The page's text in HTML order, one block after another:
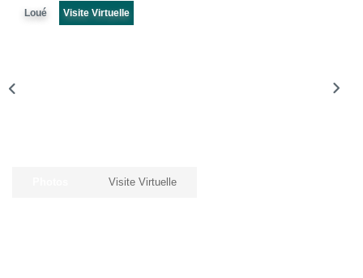
Loué Visite Virtuelle
Visite Virtuelle